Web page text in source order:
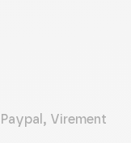
Virement